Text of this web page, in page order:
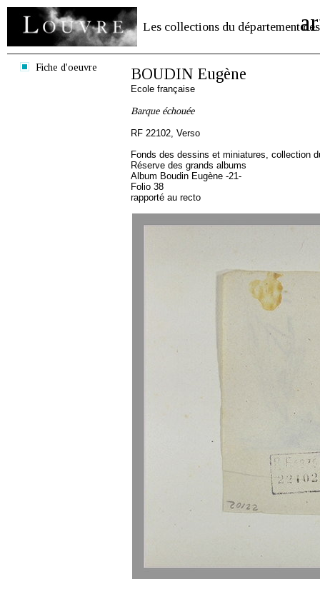
Les collections du département des
Fiche d'oeuvre BOUDIN Eugène
Ecole française
Barque échouée
RF 22102, Verso
Fonds des dessins et miniatures, collection
Réserve des grands albums
Album Boudin Eugène -21-
Folio 38
rapporté au recto